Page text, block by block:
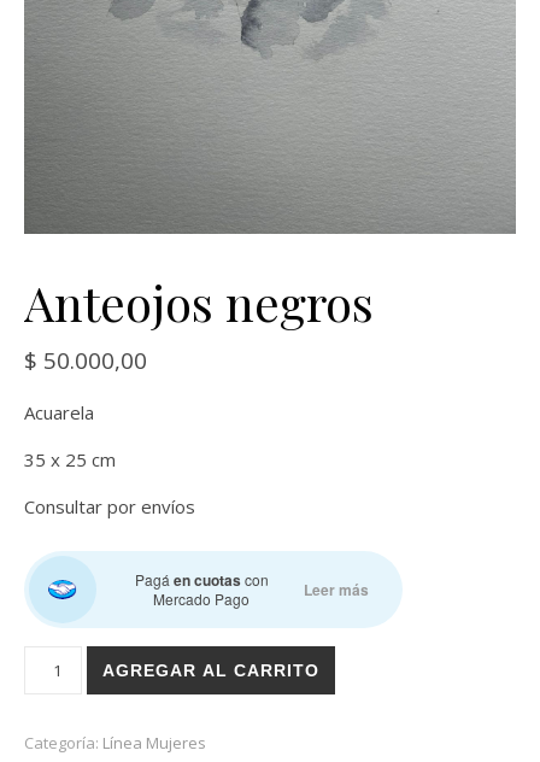
Anteojos negros
$ 50.000,00
Acuarela
35 x 25 cm
Consultar por envíos
Pagáen cuotas con
Mercado Pago
Leer más
Anteojos negros cantidad
AGREGAR AL CARRITO
Categoría: Línea Mujeres